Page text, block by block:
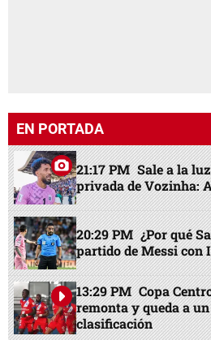
EN PORTADA
21:17 PM Sale a la
privada de Vozinha:
20:29 PM ¿Por qué
partido de Messi con
13:29 PM Copa
remonta y queda a
clasificación